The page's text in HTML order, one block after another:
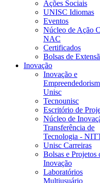
Ações Sociais
UNISC Idiomas
Eventos
Núcleo de Ação
NAC
Certificados
Bolsas de
Inovação
Inovação e
Unisc
Tecnounisc
Escritório de
Núcleo de
Transferência de
Tecnologia -
Unisc Carreiras
Bolsas e Projetos
Inovação
Laboratórios
Multiusuário